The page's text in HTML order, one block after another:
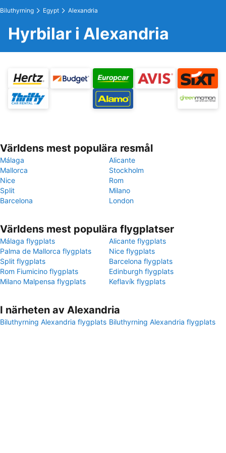
Biluthyrning Egypt Alexandria
Hyrbilar i Alexandria
Världens mest populära resmål
Málaga
Alicante
Mallorca
Stockholm
Nice
Rom
Split
Milano
Barcelona
London
Världens mest populära flygplatser
Málaga flygplats
Alicante flygplats
Palma de Mallorca flygplats
Nice flygplats
Split flygplats
Barcelona flygplats
Rom Fiumicino flygplats
Edinburgh flygplats
Milano Malpensa flygplats
Keflavík flygplats
I närheten av Alexandria
Biluthyrning Alexandria flygplats Biluthyrning Alexandria flygplats